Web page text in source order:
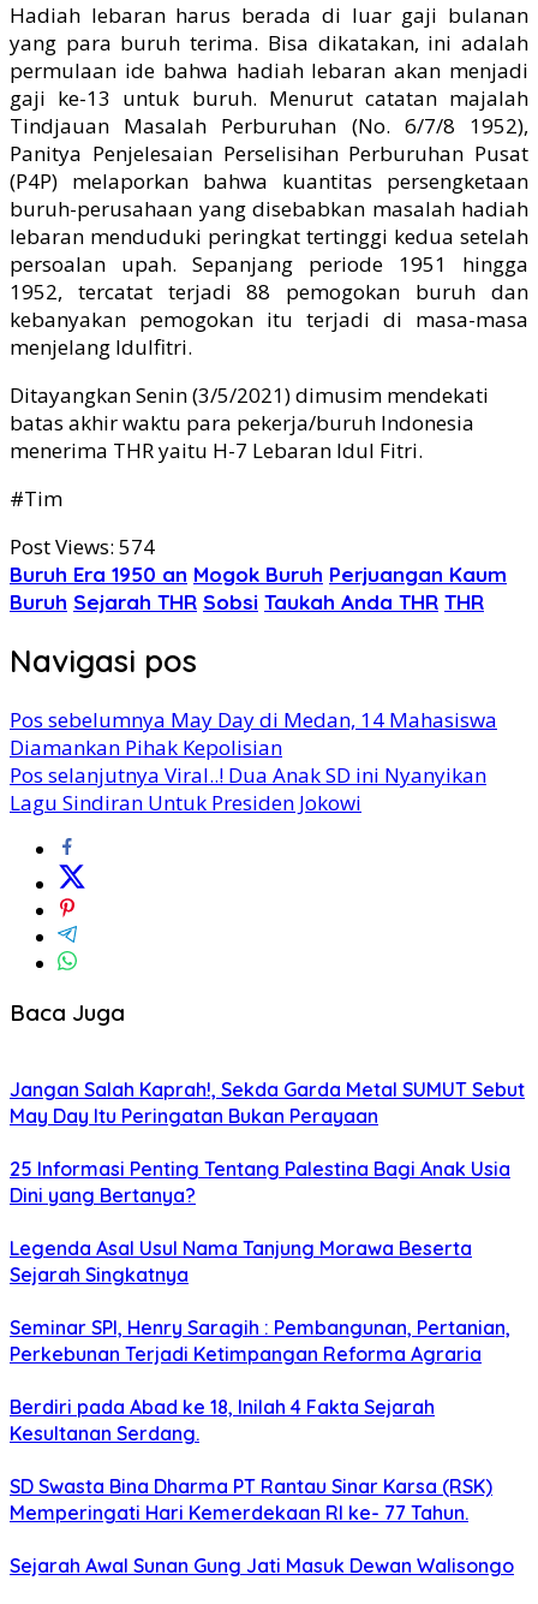
Hadiah lebaran harus berada di luar gaji bulanan
yang para buruh terima. Bisa dikatakan, ini adalah
permulaan ide bahwa hadiah lebaran akan menjadi
gaji ke-13 untuk buruh. Menurut catatan majalah
Tindjauan Masalah Perburuhan (No. 6/7/8 1952),
Panitya Penjelesaian Perselisihan Perburuhan Pusat
(P4P) melaporkan bahwa kuantitas persengketaan
buruh-perusahaan yang disebabkan masalah hadiah
lebaran menduduki peringkat tertinggi kedua setelah
persoalan upah. Sepanjang periode 1951 hingga
1952, tercatat terjadi 88 pemogokan buruh dan
kebanyakan pemogokan itu terjadi di masa-masa
menjelang Idulfitri.
Ditayangkan Senin (3/5/2021) dimusim mendekati
batas akhir waktu para pekerja/buruh Indonesia
menerima THR yaitu H-7 Lebaran Idul Fitri.
#Tim
Post Views: 574
Buruh Era 1950 an Mogok Buruh Perjuangan Kaum
Buruh Sejarah THR Sobsi Taukah Anda THR THR
Navigasi pos
Pos sebelumnya May Day di Medan, 14 Mahasiswa
Diamankan Pihak Kepolisian
Pos selanjutnya Viral..! Dua Anak SD ini Nyanyikan
Lagu Sindiran Untuk Presiden Jokowi
Baca Juga
Jangan Salah Kaprah!, Sekda Garda Metal SUMUT Sebut
May Day Itu Peringatan Bukan Perayaan
25 Informasi Penting Tentang Palestina Bagi Anak Usia
Dini yang Bertanya?
Legenda Asal Usul Nama Tanjung Morawa Beserta
Sejarah Singkatnya
Seminar SPI, Henry Saragih : Pembangunan, Pertanian,
Perkebunan Terjadi Ketimpangan Reforma Agraria
Berdiri pada Abad ke 18, Inilah 4 Fakta Sejarah
Kesultanan Serdang.
SD Swasta Bina Dharma PT Rantau Sinar Karsa (RSK)
Memperingati Hari Kemerdekaan RI ke- 77 Tahun.
Sejarah Awal Sunan Gung Jati Masuk Dewan Walisongo